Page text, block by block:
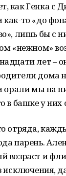
как Генка с
то «до
лишь бы с
«нежном»
лет –
дома
орали мы на
в башке у них
отряда,
парень.
возраст и
исключения,